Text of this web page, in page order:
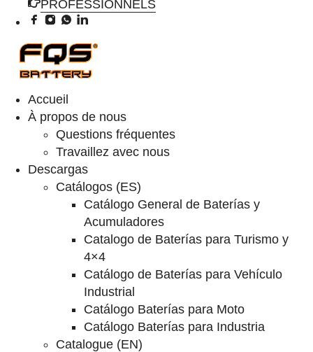
PROFESSIONNELS
Accueil
À propos de nous
Questions fréquentes
Travaillez avec nous
Descargas
Catálogos (ES)
Catálogo General de Baterías y
Acumuladores
Catalogo de Baterías para Turismo y
4×4
Catálogo de Baterías para Vehículo
Industrial
Catálogo Baterías para Moto
Catálogo Baterías para Industria
Catalogue (EN)